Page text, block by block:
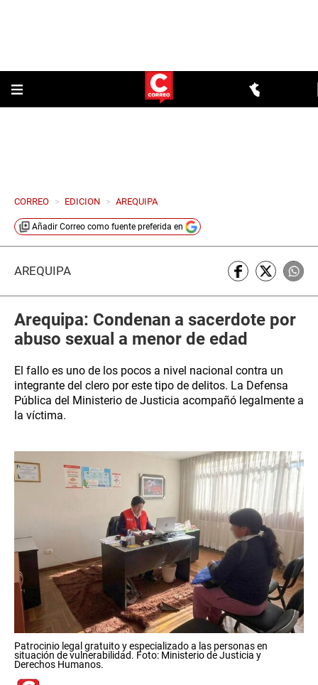
CORREO > EDICION > AREQUIPA
Añadir Correo como fuente preferida en
AREQUIPA
Arequipa: Condenan a sacerdote por
abuso sexual a menor de edad
El fallo es uno de los pocos a nivel nacional contra un
integrante del clero por este tipo de delitos. La Defensa
Pública del Ministerio de Justicia acompañó legalmente a
la víctima.
Patrocinio legal gratuito y especializado a las personas en
situación de vulnerabilidad. Foto: Ministerio de Justicia y
Derechos Humanos.